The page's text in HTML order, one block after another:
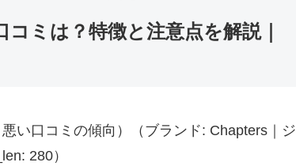
ミは？特徴と注意点を解説｜
い口コミの傾向）（ブランド: Chapters｜ジ
280）